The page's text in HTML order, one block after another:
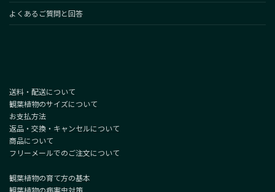
よくあるご質問と回答
送料・配送について
観葉植物のサイズについて
お支払方法
返品・交換・キャンセルについて
商品について
フリーメールでのご注文について
観葉植物の育て方の基本
観葉植物の病害虫対策